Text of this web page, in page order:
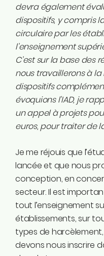
devra également
dispositifs, y compris
circulaire par les
l’enseignement
C’est sur la base des
nous travaillerons à la
dispositifs
évoquions l’IAD, je
un appel à projets
euros, pour traiter de
Je me réjouis que
lancée et que nous
conception, en
secteur. Il est
tout l’enseignement
établissements, sur
types de
devons nous inscrire